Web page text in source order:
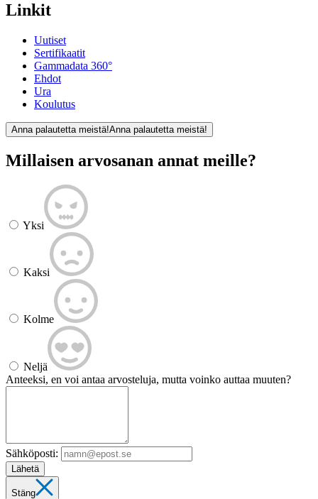
Linkit
Uutiset
Sertifikaatit
Gammadata 360°
Ehdot
Ura
Koulutus
Anna palautetta meistä!Anna palautetta meistä!
Millaisen arvosanan annat meille?
Yksi
Kaksi
Kolme
Neljä
Anteeksi, en voi antaa arvosteluja, mutta voinko auttaa muuten?
Sähköposti:
Lähetä
Stäng